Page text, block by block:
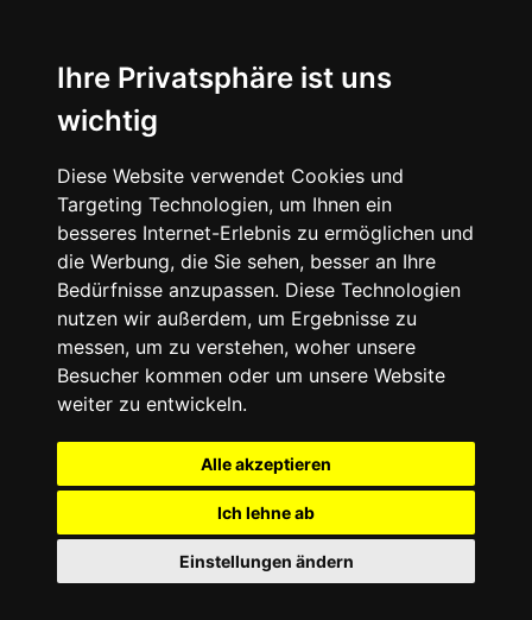
Ihre Privatsphäre ist uns
wichtig
Diese Website verwendet Cookies und
Targeting Technologien, um Ihnen ein
besseres Internet-Erlebnis zu ermöglichen und
die Werbung, die Sie sehen, besser an Ihre
Bedürfnisse anzupassen. Diese Technologien
nutzen wir außerdem, um Ergebnisse zu
messen, um zu verstehen, woher unsere
Besucher kommen oder um unsere Website
weiter zu entwickeln.
Alle akzeptieren
Ich lehne ab
Einstellungen ändern